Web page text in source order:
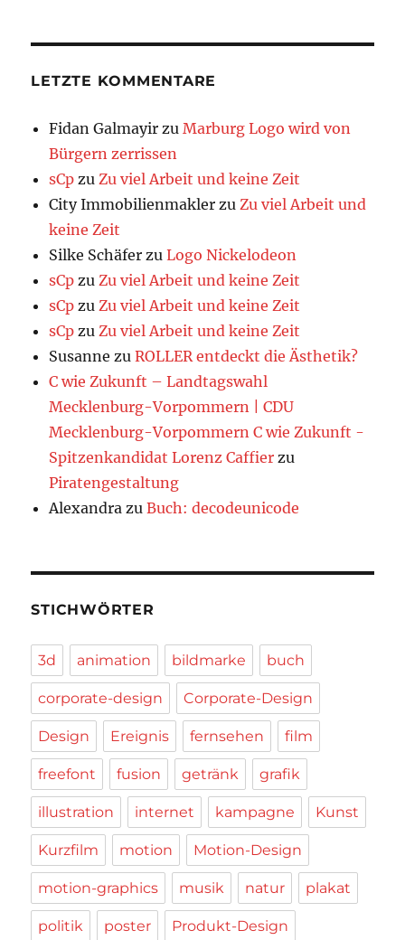
LETZTE KOMMENTARE
Fidan Galmayir zuMarburg Logo wird von
Bürgern zerrissen
sCp zuZu viel Arbeit und keine Zeit
City Immobilienmakler zuZu viel Arbeit und
keine Zeit
Silke Schäfer zuLogo Nickelodeon
sCp zuZu viel Arbeit und keine Zeit
sCp zuZu viel Arbeit und keine Zeit
sCp zuZu viel Arbeit und keine Zeit
Susanne zuROLLER entdeckt die Ästhetik?
C wie Zukunft – Landtagswahl
Mecklenburg-Vorpommern | CDU
Mecklenburg-Vorpommern C wie Zukunft -
Spitzenkandidat Lorenz Caffier zu
Piratengestaltung
Alexandra zuBuch: decodeunicode
STICHWÖRTER
3d animation bildmarke buch
corporate-design Corporate-Design
Design Ereignis fernsehen film
freefont fusion getränk grafik
illustration internet kampagne Kunst
Kurzfilm motion Motion-Design
motion-graphics musik natur plakat
politik poster Produkt-Design